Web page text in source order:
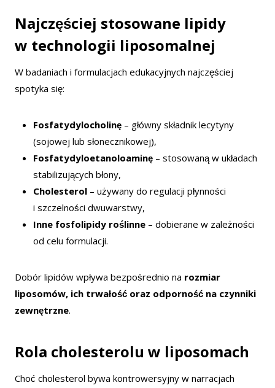
Najczęściej stosowane lipidy
w technologii liposomalnej
W badaniach i formulacjach edukacyjnych najczęściej
spotyka się:
Fosfatydylocholinę – główny składnik lecytyny
(sojowej lub słonecznikowej),
Fosfatydyloetanoloaminę – stosowaną w układach
stabilizujących błony,
Cholesterol – używany do regulacji płynności
i szczelności dwuwarstwy,
Inne fosfolipidy roślinne – dobierane w zależności
od celu formulacji.
Dobór lipidów wpływa bezpośrednio na rozmiar
liposomów, ich trwałość oraz odporność na czynniki
zewnętrzne.
Rola cholesterolu w liposomach
Choć cholesterol bywa kontrowersyjny w narracjach